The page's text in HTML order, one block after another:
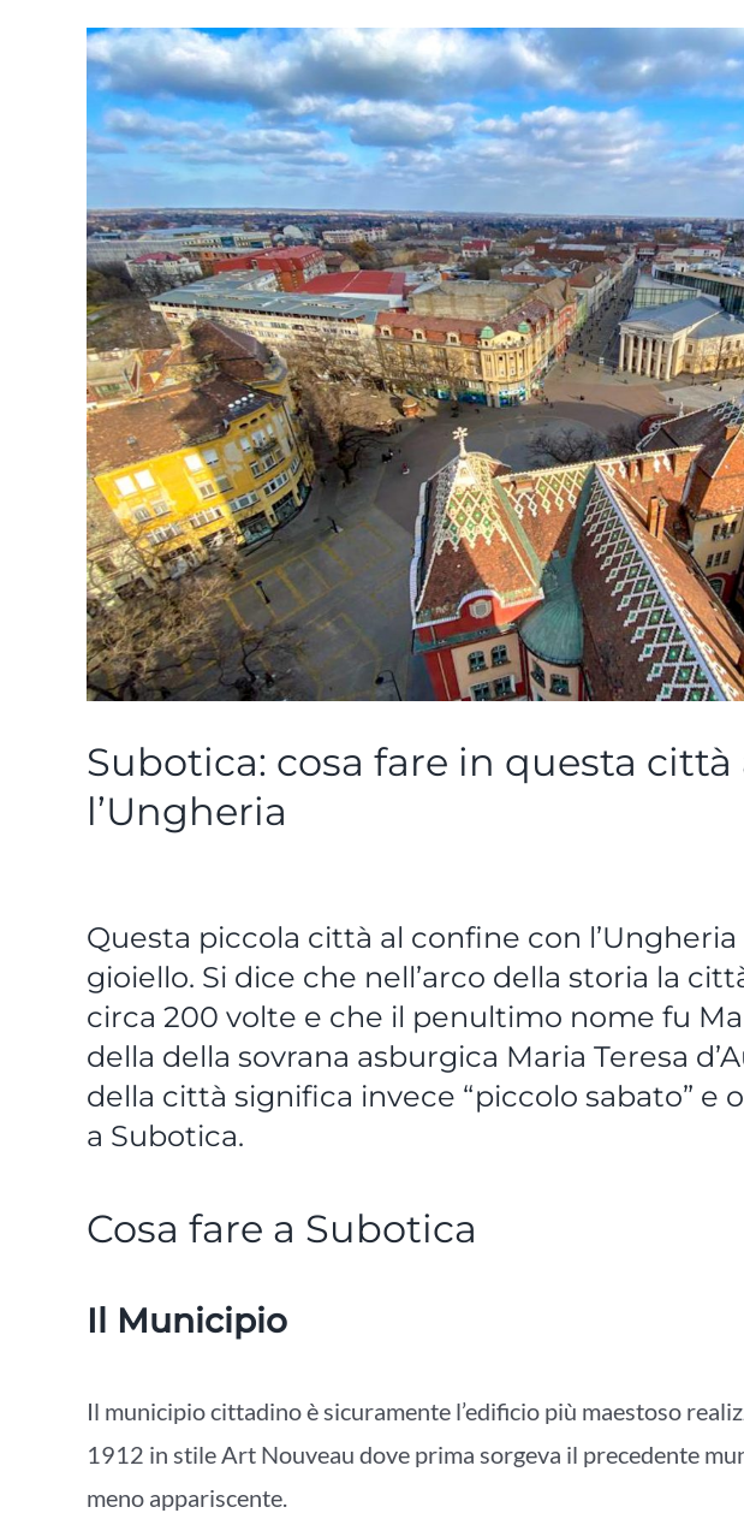
Ingrandisci
immagine
Subotica: cosa fare in questa
l’Ungheria
Questa piccola città al confine con
gioiello. Si dice che nell’arco della storia la
circa 200 volte e che il penultimo nome fu
della della sovrana asburgica Maria Teresa
della città significa invece “piccolo sabato” e
a Subotica.
Cosa fare a Subotica
Il Municipio
Il municipio cittadino è sicuramente l’edificio più maestoso
1912 in stile Art Nouveau dove prima sorgeva il precedente
meno appariscente.